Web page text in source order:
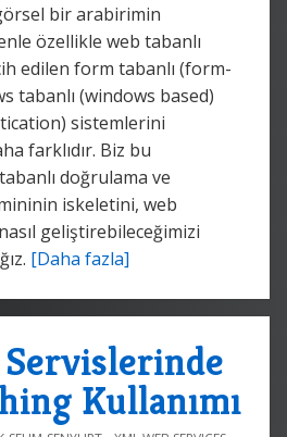
bir arabirimin
özellikle web tabanlı
edilen form tabanlı (form-
tabanlı (windows based)
sistemlerini
farklıdır. Biz bu
doğrulama ve
iskeletini, web
geliştirebileceğimizi
[Daha fazla]
Kullanımı